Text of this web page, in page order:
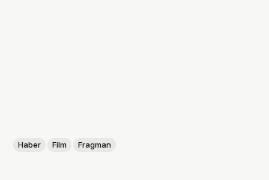
Haber Film Fragman